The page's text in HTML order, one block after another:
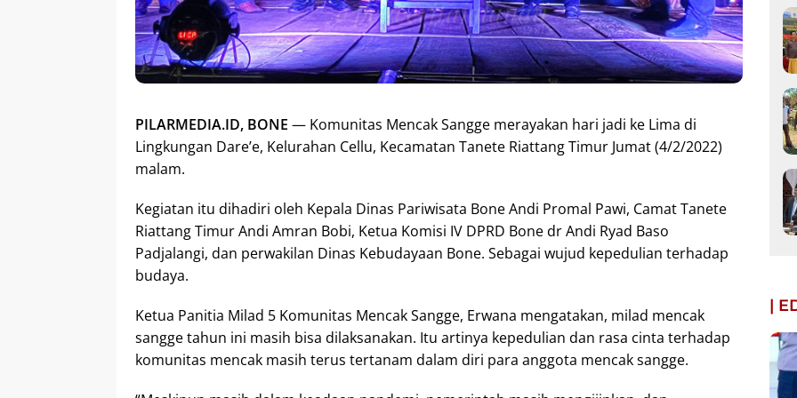
PILARMEDIA.ID, BONE — Komunitas Mencak Sangge merayakan hari jadi ke Lima di
Lingkungan Dare’e, Kelurahan Cellu, Kecamatan Tanete Riattang Timur Jumat (4/2/2022)
malam.
Kegiatan itu dihadiri oleh Kepala Dinas Pariwisata Bone Andi Promal Pawi, Camat Tanete
Riattang Timur Andi Amran Bobi, Ketua Komisi IV DPRD Bone dr Andi Ryad Baso
Padjalangi, dan perwakilan Dinas Kebudayaan Bone. Sebagai wujud kepedulian terhadap
budaya.
Ketua Panitia Milad 5 Komunitas Mencak Sangge, Erwana mengatakan, milad mencak
sangge tahun ini masih bisa dilaksanakan. Itu artinya kepedulian dan rasa cinta terhadap
komunitas mencak masih terus tertanam dalam diri para anggota mencak sangge.
|